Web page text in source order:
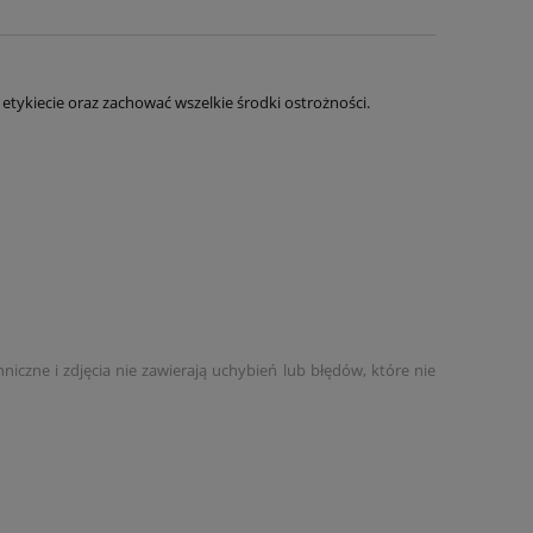
oraz zachować wszelkie środki ostrożności.
i zdjęcia nie zawierają uchybień lub błędów, które nie